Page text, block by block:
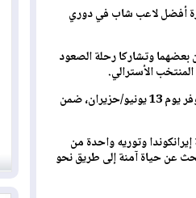
أفضل لاعب شاب في دوري
بعضهما وتشاركا رحلة الصعود
الأسترالي.
وسيبدأ منتخب أستراليا مشواره في كأس العالم بمواجهة منتخب تركيا في فانكوفر يوم 13 يونيو/حزيران، ضمن
إيرانكوندا وتوريه واحدة من
تحولت رحلة اللجوء والبحث عن حياة آمنة إلى طريق نحو